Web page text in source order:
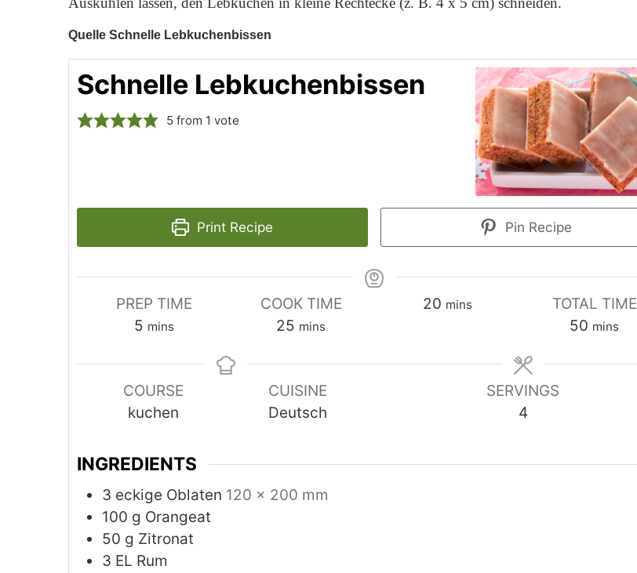
Quelle Schnelle Lebkuchenbissen
Schnelle Lebkuchenbissen
5 from 1 vote
Print Recipe Pin Recipe
PREP TIME
5 minutes
mins
COOK TIME
25 minutes
mins
20 minutes
mins
TOTAL TIME
50 minutes
mins
COURSE
kuchen
CUISINE
Deutsch
SERVINGS
4
INGREDIENTS
3 eckige Oblaten 120 x 200 mm
100 g Orangeat
50 g Zitronat
3 EL Rum